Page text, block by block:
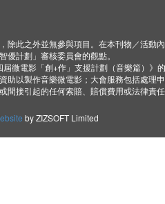
除此之外並無參與項目。在本刊物／活
計劃」審核委員會的觀點。
微電影「創+作」支援計劃（音樂篇）
助以製作音樂微電影；大會服務包括處
接引起的任何索賠、賠償費用或法律責任
by ZIZSOFT Limited